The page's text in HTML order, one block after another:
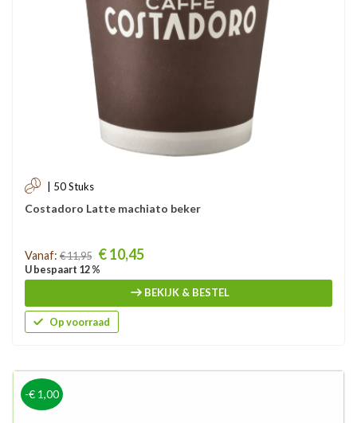
| 50 Stuks
Costadoro Latte machiato beker
Prijs
Vanaf: € 11,95 € 10,45
U bespaart 12 %
BEKIJK & BESTEL
Op voorraad
-€ 1,00